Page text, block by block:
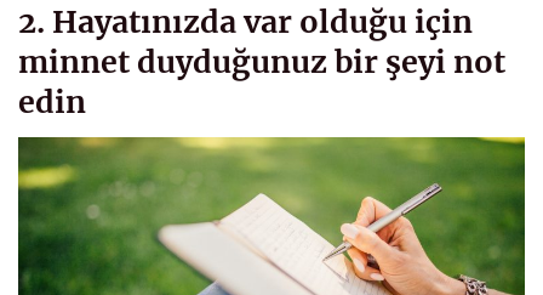
2. Hayatınızda var olduğu için
minnet duyduğunuz bir şeyi not
edin